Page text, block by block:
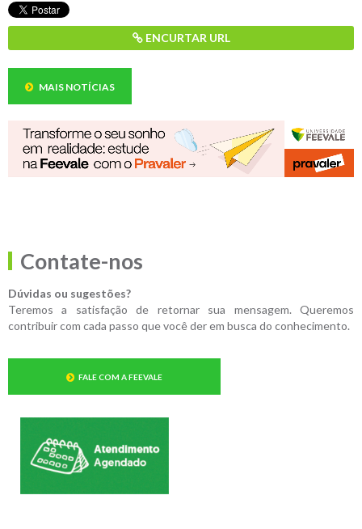
ENCURTAR URL
MAIS NOTÍCIAS
Contate-nos
Dúvidas ou sugestões?
Teremos a satisfação de retornar sua mensagem. Queremos
contribuir com cada passo que você der em busca do conhecimento.
FALE COM A FEEVALE